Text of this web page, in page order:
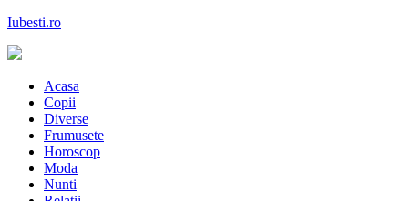
Skip
content
Iubesti.ro
Acasa
Copii
Diverse
Frumusete
Horoscop
Moda
Nunti